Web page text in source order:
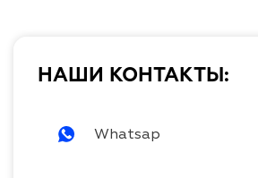
НАШИ КОНТАКТЫ:
Whatsap